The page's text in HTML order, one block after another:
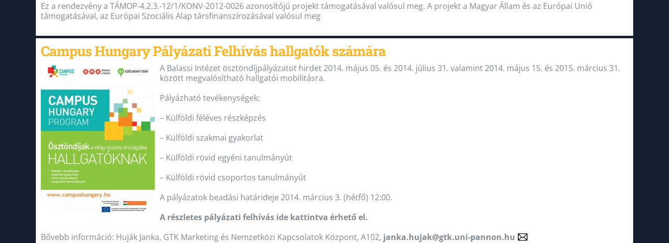
Ez a rendezvény a TÁMOP-4.2.3.-12/1/KONV-2012-0026 azonosítójú projekt támogatásával valósul meg. A projekt a Magyar Állam és az Európai Unió
támogatásával, az Európai Szociális Alap társfinanszírozásával valósul meg
Campus Hungary Pályázati Felhívás hallgatók számára
A Balassi Intézet ösztöndíjpályázatot hirdet 2014. május 05. és 2014. július 31. valamint 2014. május 15. és 2015. március 31.
között megvalósítható hallgatói mobilitásra.
Pályázható tevékenységek:
– Külföldi féléves részképzés
– Külföldi szakmai gyakorlat
– Külföldi rövid egyéni tanulmányút
– Külföldi rövid csoportos tanulmányút
A pályázatok beadási határideje 2014. március 3. (hétfő) 12:00.
A részletes pályázati felhívás ide kattintva érhető el.
Bővebb információ: Huják Janka, GTK Marketing és Nemzetközi Kapcsolatok Központ, A102, janka.hujak@gtk.uni-pannon.hu